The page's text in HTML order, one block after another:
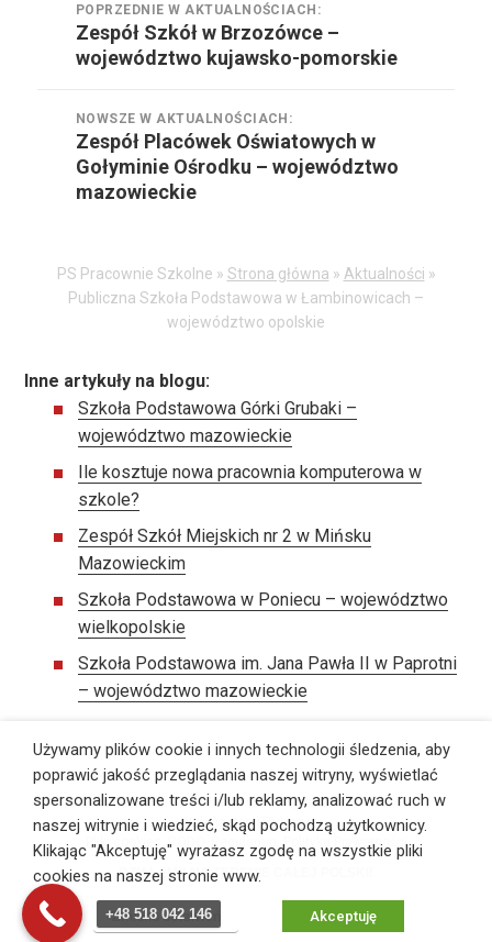
wpisu
POPRZEDNIE W AKTUALNOŚCIACH:
Poprzednie
w
Zespół Szkół w Brzozówce –
województwo kujawsko-pomorskie
NOWSZE W AKTUALNOŚCIACH:
Nowsze
w
aktualnościach:
Zespół Placówek Oświatowych w
Gołyminie Ośrodku – województwo
mazowieckie
PS Pracownie Szkolne » Strona główna » Aktualności »
Publiczna Szkoła Podstawowa w Łambinowicach –
województwo opolskie
Inne artykuły na blogu:
Szkoła Podstawowa Górki Grubaki –
województwo mazowieckie
Ile kosztuje nowa pracownia komputerowa w
szkole?
Zespół Szkół Miejskich nr 2 w Mińsku
Mazowieckim
Szkoła Podstawowa w Poniecu – województwo
wielkopolskie
Szkoła Podstawowa im. Jana Pawła II w Paprotni
– województwo mazowieckie
©PS Pracownie Szkolne, Wszelkie prawa zastrzeżone,
Webmaster: ITB Vega
Pliki cookies
,RODO Regulamin ,Polityka Prywatności
DZIAŁAMY NA TERENIE CAŁEJ POLSKI!
+48 518 042 146
Używamy plików cookie i innych technologii śledzenia, aby
poprawić jakość przeglądania naszej witryny, wyświetlać
spersonalizowane treści i/lub reklamy, analizować ruch w
naszej witrynie i wiedzieć, skąd pochodzą użytkownicy.
Klikając "Akceptuję" wyrażasz zgodę na wszystkie pliki
cookies na naszej stronie www.
Zmiana ustawień Akceptuję